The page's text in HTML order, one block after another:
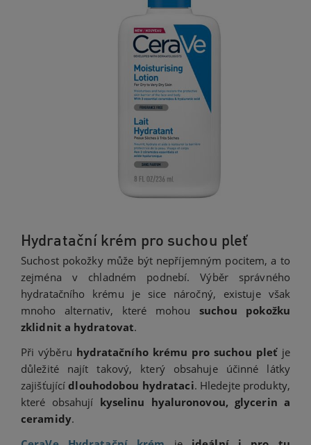
Hydratační krém pro suchou pleť
Suchost pokožky může být nepříjemným pocitem, a to
zejména v chladném podnebí. Výběr správného
hydratačního krému je sice náročný, existuje však
mnoho alternativ, které mohousuchou pokožku
zklidnit a hydratovat.
Při výběru hydratačního krému pro suchou pleťje
důležité najít takový, který obsahuje účinné látky
zajišťujícídlouhodobou hydrataci. Hledejte produkty,
které obsahují kyselinu hyaluronovou, glycerin a
ceramidy.